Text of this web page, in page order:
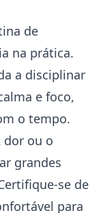
de
na prática.
a disciplinar
e foco,
o tempo.
dor ou o
grandes
se de
para